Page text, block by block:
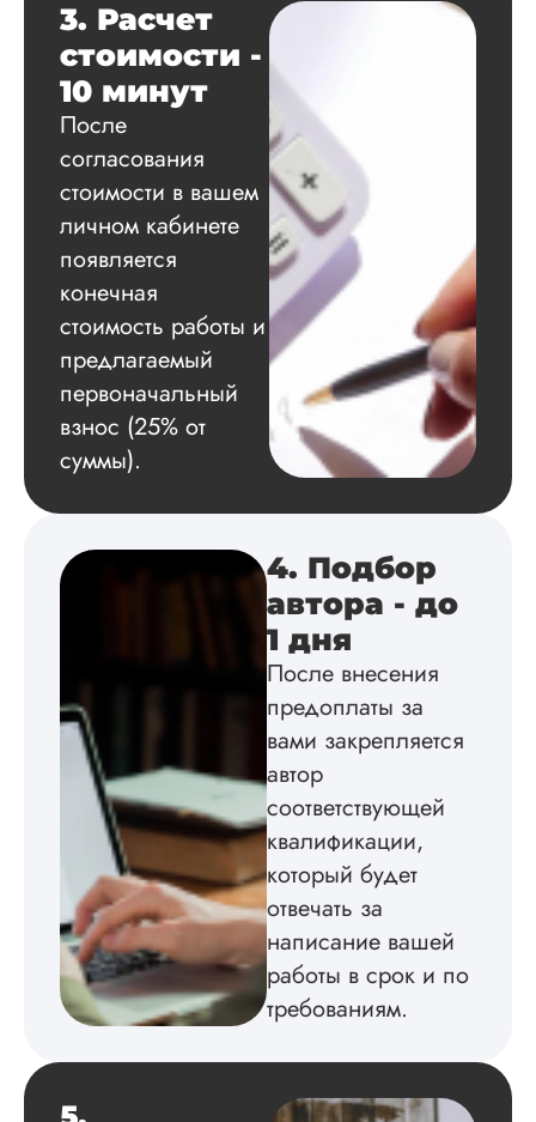
работу выполнили
оговоренные
сдачи,
оформили в
соответствии с
Взаимодействие с
клиентами
подробно
по всем вопросам.
Инна
Диссертация
Дата:2024-04-29
Магистерскую
диссертацию по
философии
на твердую 5.
Грамотно
литературы,
поставили ссылки
все
источники.
Уникальность
читается
3. Расчет
стоимости -
10 минут
После
согласования
стоимости в вашем
личном кабинете
появляется
конечная
стоимость работы и
предлагаемый
первоначальный
взнос (25% от
суммы).
4. Подбор
автора - до
1 дня
После внесения
предоплаты за
вами закрепляется
автор
соответствующей
квалификации,
который будет
отвечать за
написание вашей
работы в срок и по
требованиям.